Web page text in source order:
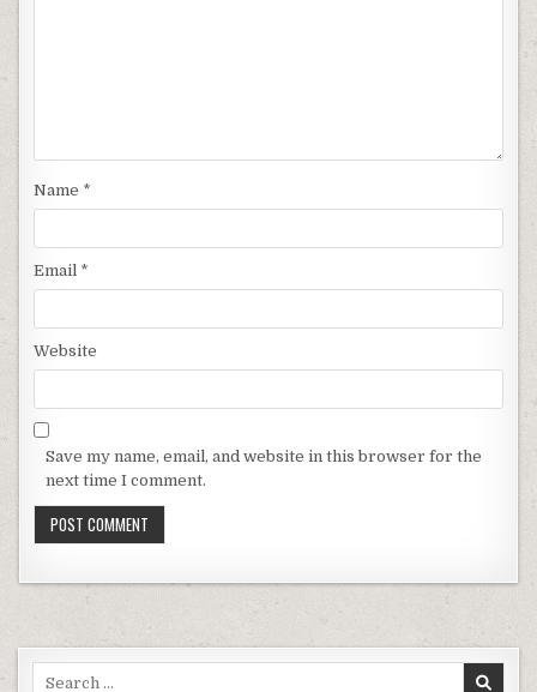
Name *
Email *
Website
Save my name, email, and website in this browser for the
next time I comment.